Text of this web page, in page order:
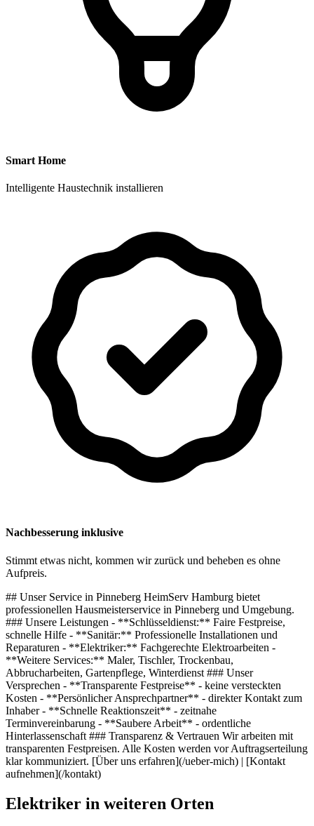
Smart Home
Intelligente Haustechnik installieren
Nachbesserung inklusive
Stimmt etwas nicht, kommen wir zurück und beheben es ohne
Aufpreis.
## Unser Service in Pinneberg HeimServ Hamburg bietet
professionellen Hausmeisterservice in Pinneberg und Umgebung.
### Unsere Leistungen - **Schlüsseldienst:** Faire Festpreise,
schnelle Hilfe - **Sanitär:** Professionelle Installationen und
Reparaturen - **Elektriker:** Fachgerechte Elektroarbeiten -
**Weitere Services:** Maler, Tischler, Trockenbau,
Abbrucharbeiten, Gartenpflege, Winterdienst ### Unser
Versprechen - **Transparente Festpreise** - keine versteckten
Kosten - **Persönlicher Ansprechpartner** - direkter Kontakt zum
Inhaber - **Schnelle Reaktionszeit** - zeitnahe
Terminvereinbarung - **Saubere Arbeit** - ordentliche
Hinterlassenschaft ### Transparenz & Vertrauen Wir arbeiten mit
transparenten Festpreisen. Alle Kosten werden vor Auftragserteilung
klar kommuniziert. [Über uns erfahren](/ueber-mich) | [Kontakt
aufnehmen](/kontakt)
Elektriker in weiteren Orten